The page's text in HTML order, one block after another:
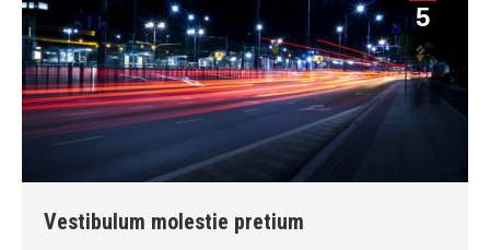
5
Vestibulum molestie pretium